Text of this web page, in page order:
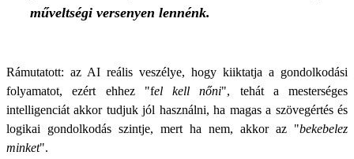
műveltségi versenyen lennénk.
Rámutatott: az AI reális veszélye, hogy kiiktatja a gondolkodási
folyamatot, ezért ehhez "fel kell nőni", tehát a mesterséges
intelligenciát akkor tudjuk jól használni, ha magas a szövegértés és
logikai gondolkodás szintje, mert ha nem, akkor az "bekebelez
minket".